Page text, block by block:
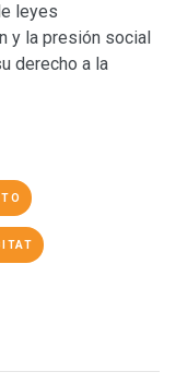
leyes
y la presión social
derecho a la